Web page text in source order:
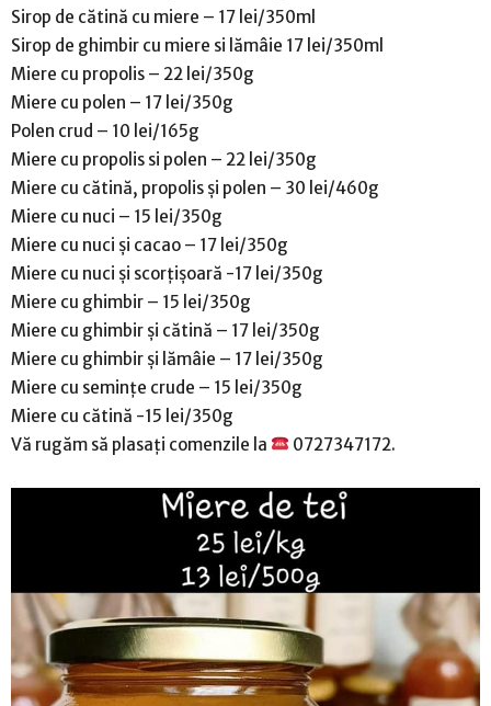
Sirop de cătină cu miere – 17 lei/350ml
Sirop de ghimbir cu miere si lămâie 17 lei/350ml
Miere cu propolis – 22 lei/350g
Miere cu polen – 17 lei/350g
Polen crud – 10 lei/165g
Miere cu propolis si polen – 22 lei/350g
Miere cu cătină, propolis și polen – 30 lei/460g
Miere cu nuci – 15 lei/350g
Miere cu nuci și cacao – 17 lei/350g
Miere cu nuci și scorțișoară -17 lei/350g
Miere cu ghimbir – 15 lei/350g
Miere cu ghimbir și cătină – 17 lei/350g
Miere cu ghimbir și lămâie – 17 lei/350g
Miere cu semințe crude – 15 lei/350g
Miere cu cătină -15 lei/350g
Vă rugăm să plasați comenzile la
0727347172.